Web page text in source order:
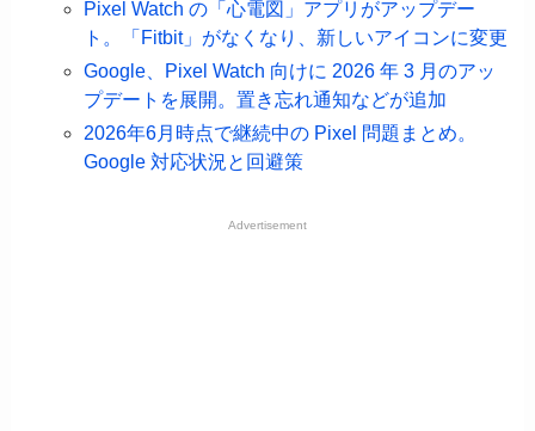
Pixel Watch の「心電図」アプリがアップデー
ト。「Fitbit」がなくなり、新しいアイコンに変更
Google、Pixel Watch 向けに 2026 年 3 月のアッ
プデートを展開。置き忘れ通知などが追加
2026年6月時点で継続中の Pixel 問題まとめ。
Google 対応状況と回避策
Advertisement